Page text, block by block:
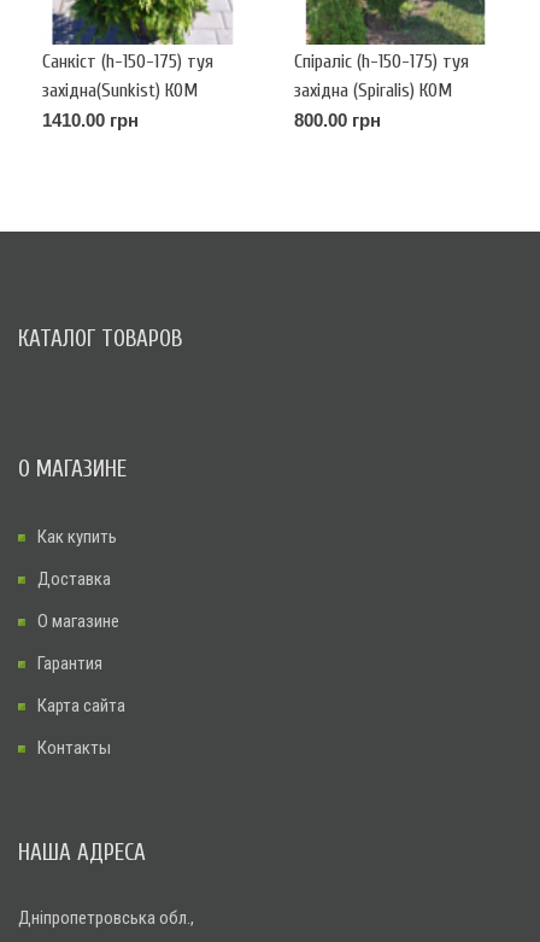
Санкіст (h-150-175) туя
західна(Sunkist) КОМ
1410.00 грн
Спіраліс (h-150-175) туя
західна (Spiralis) КОМ
800.00 грн
КАТАЛОГ ТОВАРОВ
О МАГАЗИНЕ
Как купить
Доставка
О магазине
Гарантия
Карта сайта
Контакты
НАША АДРЕСА
Дніпропетровська обл.,